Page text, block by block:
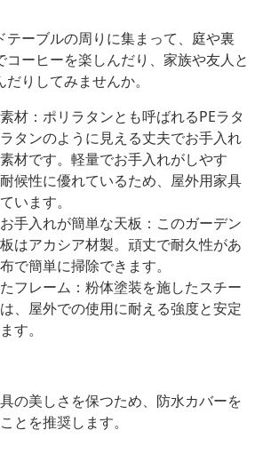
テーブルの周りに集まって、庭や裏
コーヒーを楽しんだり、家族や友人と
りしてみませんか。
材：ポリラタンとも呼ばれるPEラタ
タンのように見える丈夫でお手入れ
材です。軽量でお手入れがしやす
候性に優れているため、屋外用家具
います。
手入れが簡単な天板：このガーデン
はアカシア材製。頑丈で耐久性があ
で簡単に掃除できます。
フレーム：粉体塗装を施したスチー
、屋外での使用に耐える強度と安定
す。
の美しさを保つため、防水カバーを
とを推奨します。